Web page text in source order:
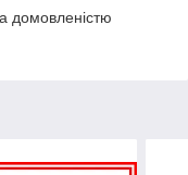
домовленістю